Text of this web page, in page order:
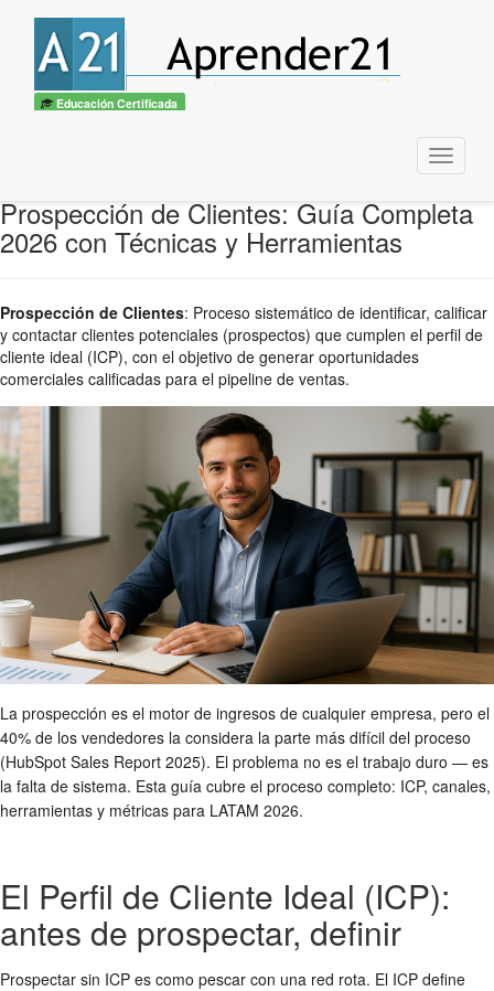
Educación Certificada
Menu
Prospección de Clientes: Guía Completa
2026 con Técnicas y Herramientas
Prospección de Clientes: Proceso sistemático de identificar, calificar
y contactar clientes potenciales (prospectos) que cumplen el perfil de
cliente ideal (ICP), con el objetivo de generar oportunidades
comerciales calificadas para el pipeline de ventas.
La prospección es el motor de ingresos de cualquier empresa, pero el
40% de los vendedores la considera la parte más difícil del proceso
(HubSpot Sales Report 2025). El problema no es el trabajo duro — es
la falta de sistema. Esta guía cubre el proceso completo: ICP, canales,
herramientas y métricas para LATAM 2026.
El Perfil de Cliente Ideal (ICP):
antes de prospectar, definir
Prospectar sin ICP es como pescar con una red rota. El ICP define